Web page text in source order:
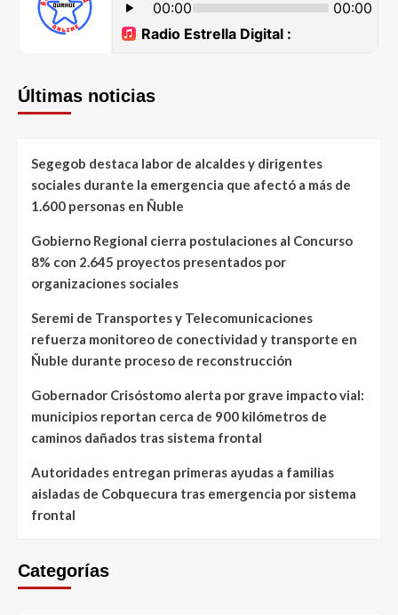
Últimas noticias
Segegob destaca labor de alcaldes y dirigentes
sociales durante la emergencia que afectó a más de
1.600 personas en Ñuble
Gobierno Regional cierra postulaciones al Concurso
8% con 2.645 proyectos presentados por
organizaciones sociales
Seremi de Transportes y Telecomunicaciones
refuerza monitoreo de conectividad y transporte en
Ñuble durante proceso de reconstrucción
Gobernador Crisóstomo alerta por grave impacto vial:
municipios reportan cerca de 900 kilómetros de
caminos dañados tras sistema frontal
Autoridades entregan primeras ayudas a familias
aisladas de Cobquecura tras emergencia por sistema
frontal
Categorías